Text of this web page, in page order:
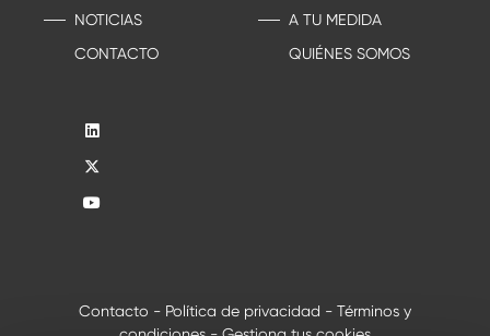
NOTICIAS
CONTACTO
A TU MEDIDA
QUIÉNES SOMOS
Contacto - Política de privacidad - Términos y